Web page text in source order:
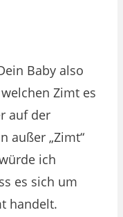
Baby also
Zimt es
auf der
außer „Zimt“
ich
es sich um
handelt.